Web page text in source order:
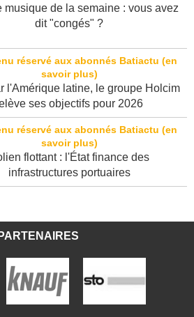
musique de la semaine : vous avez
l'Amérique latine, le groupe Holcim
flottant : l'État finance des